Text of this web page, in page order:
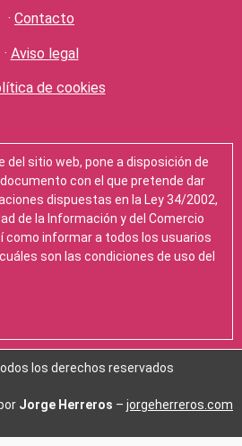
· Contacto
· Aviso legal
de cookies
del sitio web, pone a disposición de
con el que pretende dar
dispuestas en la Ley 34/2002,
de la Información y del Comercio
como informar a todos los usuarios
son las condiciones de uso del
los derechos reservados
Jorge Herreros – jorgeherreros.com